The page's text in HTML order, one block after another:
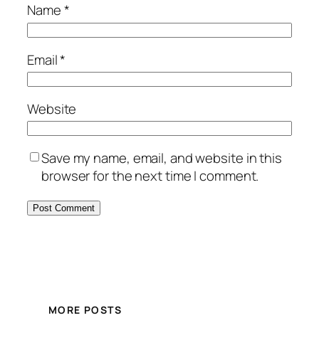
Name*
Email*
Website
Save my name, email, and website in this
browser for the next time I comment.
MORE POSTS